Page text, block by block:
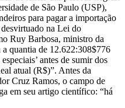
de São Paulo (USP),
para pagar a importação
na Lei do
Ruy Barbosa, ministro da
quantia de 12.622:308$776
antes de sumir dos
atual (R$)”. Antes da
Cruz Ramos, o campo de
em seu artigo científico: “há